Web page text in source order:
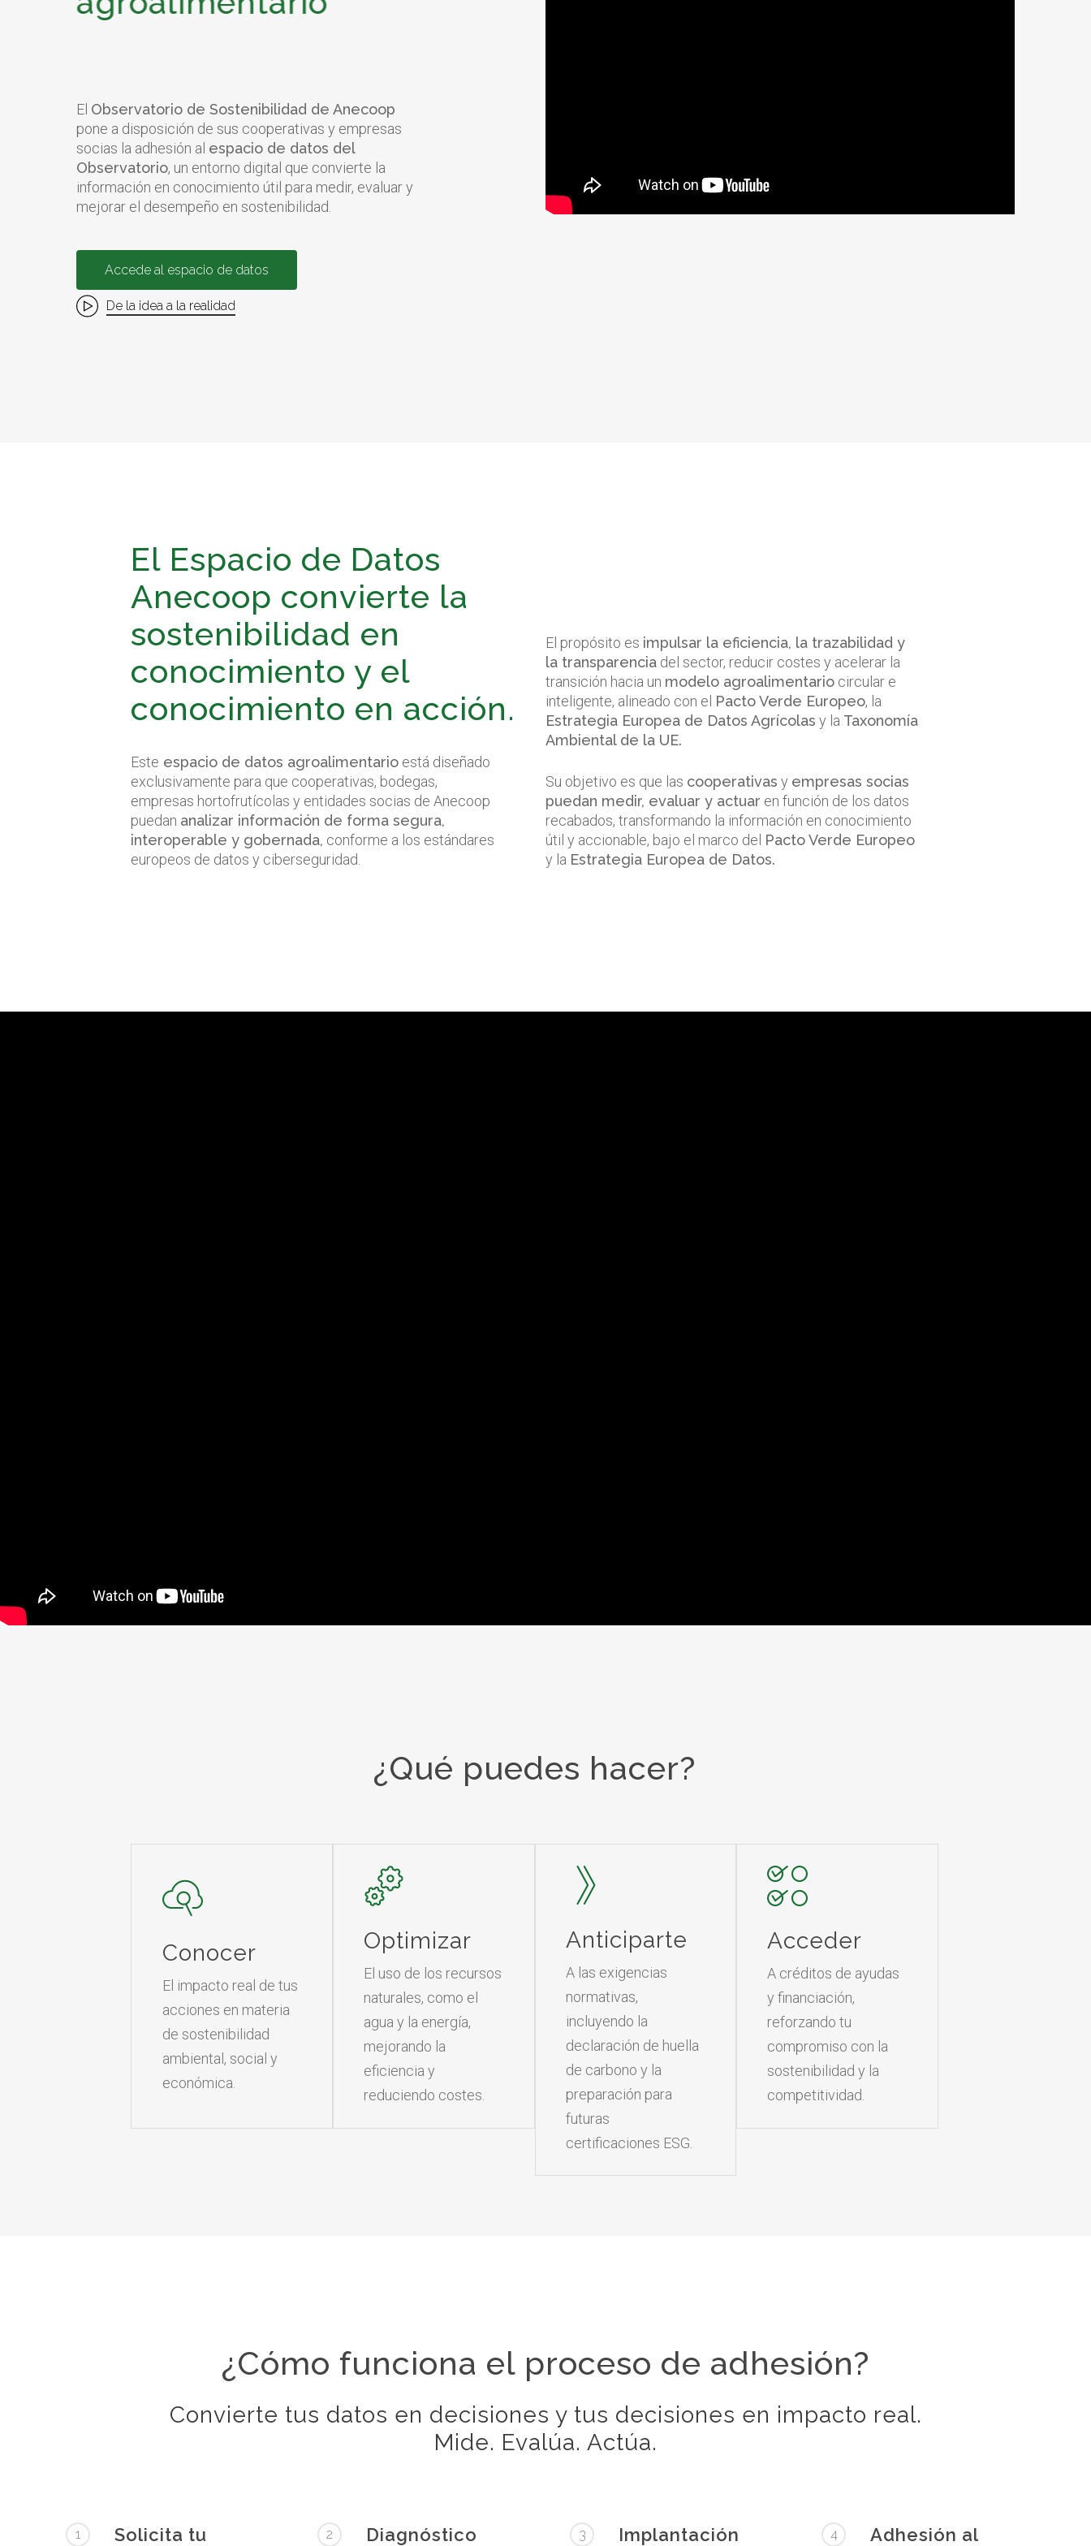
El Observatorio de Sostenibilidad de Anecoop
pone a disposición de sus cooperativas y empresas
socias la adhesión al espacio de datos del
Observatorio, un entorno digital que convierte la
información en conocimiento útil para medir, evaluar y
mejorar el desempeño en sostenibilidad.
Accede al espacio de datos
De la idea a la realidad
El Espacio de Datos
Anecoop convierte la
sostenibilidad en
conocimiento y el
conocimiento en acción.
Este espacio de datos agroalimentario está diseñado
exclusivamente para que cooperativas, bodegas,
empresas hortofrutícolas y entidades socias de Anecoop
puedan analizar información de forma segura,
interoperable y gobernada, conforme a los estándares
europeos de datos y ciberseguridad.
El propósito es impulsar la eficiencia, la trazabilidad y
la transparencia del sector, reducir costes y acelerar la
transición hacia un modelo agroalimentario circular e
inteligente, alineado con el Pacto Verde Europeo, la
Estrategia Europea de Datos Agrícolas y la Taxonomía
Ambiental de la UE.
Su objetivo es que las cooperativas y empresas socias
puedan medir, evaluar y actuar en función de los datos
recabados, transformando la información en conocimiento
útil y accionable, bajo el marco del Pacto Verde Europeo
y la Estrategia Europea de Datos.
¿Qué puedes hacer?
Conocer
El impacto real de tus
acciones en materia
de sostenibilidad
ambiental, social y
económica.
Optimizar
El uso de los recursos
naturales, como el
agua y la energía,
mejorando la
eficiencia y
reduciendo costes.
Anticiparte
A las exigencias
normativas,
incluyendo la
declaración de huella
de carbono y la
preparación para
futuras
certificaciones ESG.
Acceder
A créditos de ayudas
y financiación,
reforzando tu
compromiso con la
sostenibilidad y la
competitividad.
¿Cómo funciona el proceso de adhesión?
Convierte tus datos en decisiones y tus decisiones en impacto real.
Mide. Evalúa. Actúa.
1 Solicita tu 2 Diagnóstico 3 Implantación 4 Adhesión al